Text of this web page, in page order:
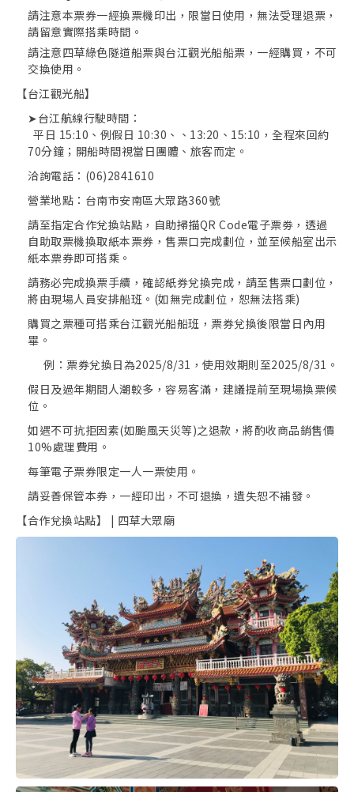
請注意本票券一經換票機印出，限當日使用，無法受理退票，
請留意實際搭乘時間。
請注意四草綠色隧道船票與台江觀光船船票，一經購買，不可
交換使用。
【台江觀光船】
➤台江航線行駛時間：
平日 15:10、例假日 10:30、、13:20、15:10，全程來回約
70分鐘；開船時間視當日團體、旅客而定。
洽詢電話：(06)2841610
營業地點：台南市安南區大眾路360號
請至指定合作兌換站點，自助掃描QR Code電子票劵，透過
自助取票機換取紙本票券，售票口完成劃位，並至候船室出示
紙本票券即可搭乘。
請務必完成換票手續，確認紙券兌換完成，請至售票口劃位，
將由現場人員安排船班。(如無完成劃位，恕無法搭乘)
購買之票種可搭乘台江觀光船船班，票券兌換後限當日內用
畢。
例：票券兌換日為2025/8/31，使用效期則至2025/8/31。
假日及過年期間人潮較多，容易客滿，建議提前至現場換票候
位。
如遇不可抗拒因素(如颱風天災等)之退款，將酌收商品銷售價
10%處理費用。
每筆電子票券限定一人一票使用。
請妥善保管本券，一經印出，不可退換，遺失恕不補發。
【合作兌換站點】 | 四草大眾廟
取消收藏